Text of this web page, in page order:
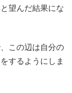
望んだ結果にな
この辺は自分の
するようにしま